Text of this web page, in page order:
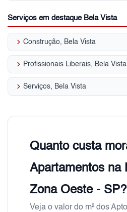
Serviços em destaque Bela Vista
keyboard_arrow_right Construção, Bela Vista
keyboard_arrow_right Profissionais Liberais, Bela Vista
keyboard_arrow_right Serviços, Bela Vista
Quanto custa
Apartamentos na
Zona Oeste - SP?
Veja o valor do m² dos